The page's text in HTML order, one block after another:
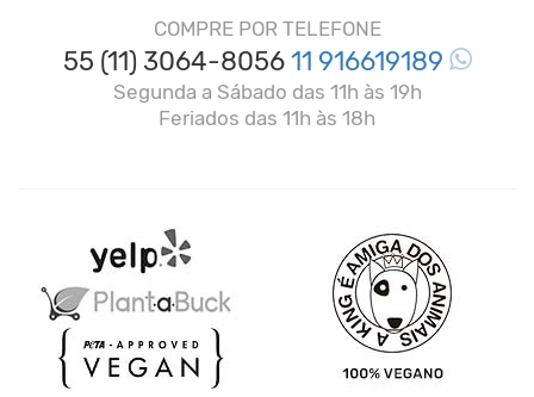
COMPRE POR TELEFONE
55 (11) 3064-805611 916619189
Segunda a Sábado das 11h às 19h
Feriados das 11h às 18h